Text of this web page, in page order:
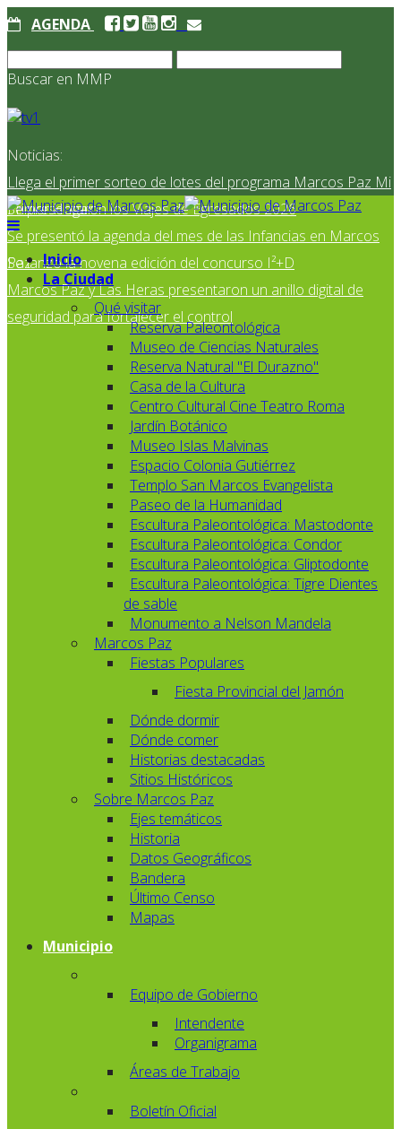
AGENDA
Buscar en MMP
Noticias:
Llega el primer sorteo de lotes del programa Marcos Paz Mi
Primer Hogar
Se presentaron los Viajes de Egresados 2026
Se presentó la agenda del mes de las Infancias en Marcos
Paz
Se lanzó la novena edición del concurso I²+D
Marcos Paz y Las Heras presentaron un anillo digital de
seguridad para fortalecer el control
Inicio
La Ciudad
Qué visitar
Reserva Paleontológica
Museo de Ciencias Naturales
Reserva Natural "El Durazno"
Casa de la Cultura
Centro Cultural Cine Teatro Roma
Jardín Botánico
Museo Islas Malvinas
Espacio Colonia Gutiérrez
Templo San Marcos Evangelista
Paseo de la Humanidad
Escultura Paleontológica: Mastodonte
Escultura Paleontológica: Condor
Escultura Paleontológica: Gliptodonte
Escultura Paleontológica: Tigre Dientes
de sable
Monumento a Nelson Mandela
Marcos Paz
Fiestas Populares
Fiesta Provincial del Jamón
Dónde dormir
Dónde comer
Historias destacadas
Sitios Históricos
Sobre Marcos Paz
Ejes temáticos
Historia
Datos Geográficos
Bandera
Último Censo
Mapas
Municipio
Equipo de Gobierno
Intendente
Organigrama
Áreas de Trabajo
Boletín Oficial